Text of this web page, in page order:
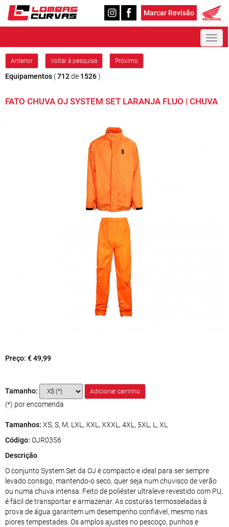
Marcar Revisão
Anterior Voltar à pesquisa Próximo
Equipamentos (712de 1526)
FATO CHUVA OJ SYSTEM SET LARANJA FLUO | CHUVA
Preço: € 49,99
Tamanho:
(*) por encomenda
Tamanhos: XS, S, M, LXL, XXL, XXXL, 4XL, 5XL, L, XL
Código: OJR0356
Descrição
O conjunto System Set da OJ é compacto e ideal para ser sempre
levado consigo, mantendo-o seco, quer seja num chuvisco de verão
ou numa chuva intensa. Feito de poliéster ultraleve revestido com PU,
é fácil de transportar e armazenar. As costuras termosseladas à
prova de água garantem um desempenho confiável, mesmo nas
piores tempestades. Os amplos ajustes no pescoço, punhos e